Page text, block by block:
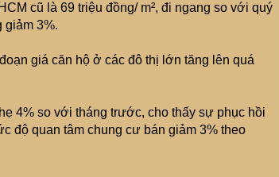
cũ là 69 triệu đồng/ m², đi ngang so với quý
giảm 3%.
giá căn hộ ở các đô thị lớn tăng lên quá
4% so với tháng trước, cho thấy sự phục hồi
độ quan tâm chung cư bán giảm 3% theo